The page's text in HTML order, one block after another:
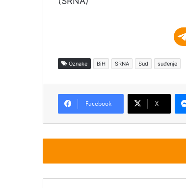
Oznake BiH SRNA Sud suđenje
Facebook X